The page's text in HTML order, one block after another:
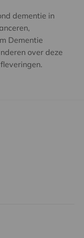
dementie in
Dementie
over deze